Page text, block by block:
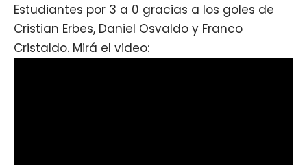
Estudiantes por 3 a 0 gracias a los goles de
Cristian Erbes, Daniel Osvaldo y Franco
Cristaldo. Mirá el video: